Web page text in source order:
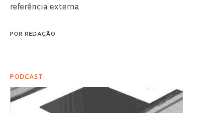
referência externa
POR REDAÇÃO
PODCAST